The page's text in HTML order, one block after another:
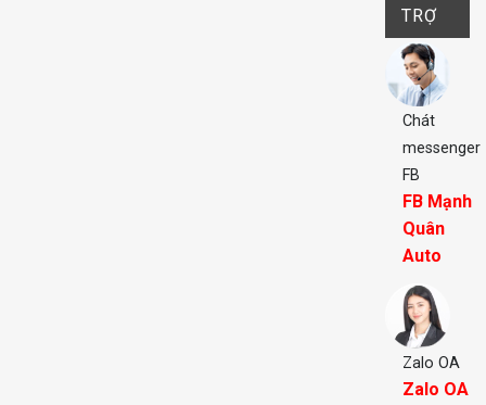
TRỢ
Chát
messenger
FB
FB Mạnh
Quân
Auto
Zalo OA
Zalo OA